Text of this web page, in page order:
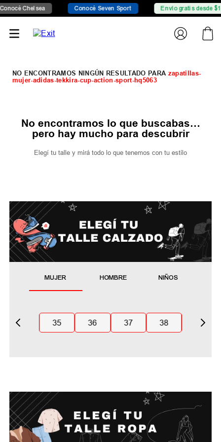
Conocé Seven Sport Envío gratis desde $149.999
zapatillas-
mujer-adidas-tekkira-cup-action-sport-hq5063
No encontramos lo que buscabas…
pero hay mucho para descubrir
Elegí tu talle y mirá todo lo que tenemos con tu estilo
MUJER HOMBRE NIÑOS
35 36 37 38